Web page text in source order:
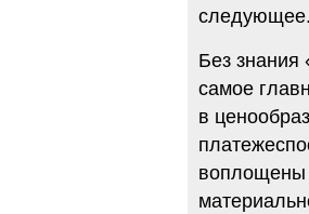
Без знания
самое
в
воплощены